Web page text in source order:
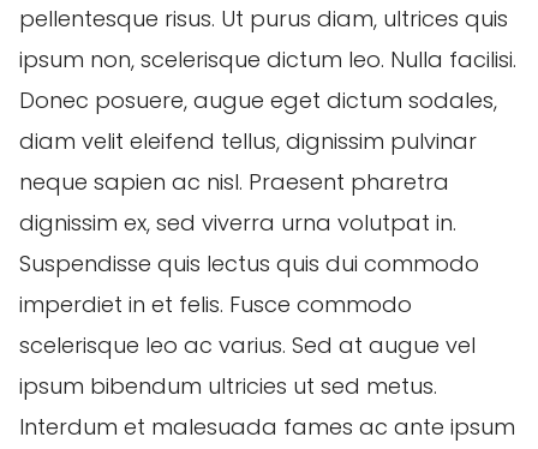
pellentesque risus. Ut purus diam, ultrices quis
ipsum non, scelerisque dictum leo. Nulla facilisi.
Donec posuere, augue eget dictum sodales,
diam velit eleifend tellus, dignissim pulvinar
neque sapien ac nisl. Praesent pharetra
dignissim ex, sed viverra urna volutpat in.
Suspendisse quis lectus quis dui commodo
imperdiet in et felis. Fusce commodo
scelerisque leo ac varius. Sed at augue vel
ipsum bibendum ultricies ut sed metus.
Interdum et malesuada fames ac ante ipsum